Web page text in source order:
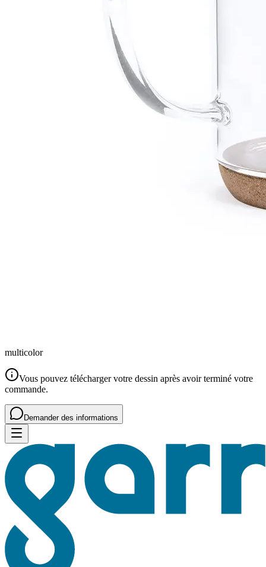
multicolor
Vous pouvez télécharger votre dessin après avoir terminé votre
commande.
Demander des informations